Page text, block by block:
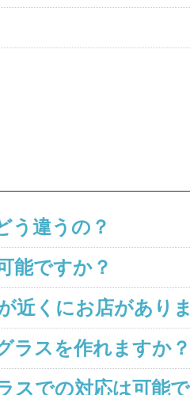
う違うの？
能ですか？
近くにお店があり
ラスを作れますか？
スでの対応は可能